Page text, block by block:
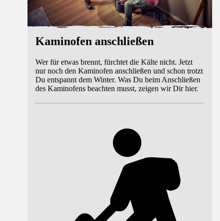
Kaminofen anschließen
Wer für etwas brennt, fürchtet die Kälte nicht. Jetzt
nur noch den Kaminofen anschließen und schon trotzt
Du entspannt dem Winter. Was Du beim Anschließen
des Kaminofens beachten musst, zeigen wir Dir hier.